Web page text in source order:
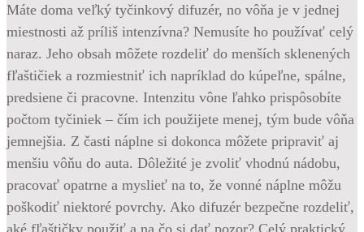
Máte doma veľký tyčinkový difuzér, no vôňa je v jednej
miestnosti až príliš intenzívna? Nemusíte ho používať celý
naraz. Jeho obsah môžete rozdeliť do menších sklenených
fľaštičiek a rozmiestniť ich napríklad do kúpeľne, spálne,
predsiene či pracovne. Intenzitu vône ľahko prispôsobíte
počtom tyčiniek – čím ich použijete menej, tým bude vôňa
jemnejšia. Z časti náplne si dokonca môžete pripraviť aj
menšiu vôňu do auta. Dôležité je zvoliť vhodnú nádobu,
pracovať opatrne a myslieť na to, že vonné náplne môžu
poškodiť niektoré povrchy. Ako difuzér bezpečne rozdeliť,
aké fľaštičky použiť a na čo si dať pozor? Celý praktický